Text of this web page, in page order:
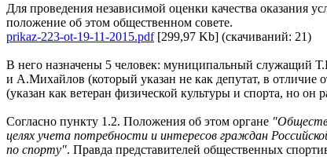
Для проведения независимой оценки качества оказания
положение об этом общественном совете.
prikaz-223-ot-19-11-2015.pdf[299,97 Kb] (cкачиваний: 21)
В него назначены 5 человек: муниципальный служащий
и А.Михайлов (который указан не как депутат, в отличие
(указан как ветеран физической культуры и спорта, но
Согласно пункту 1.2. Положения об этом органе
целях учета потребности и интересов граждан
по спорту". Правда представителей общественных